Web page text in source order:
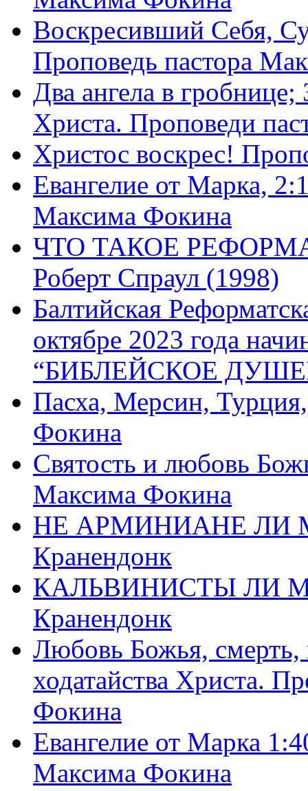
Воскресивший Себя,
Проповедь пастора
Два ангела в
Христа. Проповеди
Христос воскрес!
Евангелие от Марка,
Максима Фокина
ЧТО ТАКОЕ
Роберт Спраул (1998)
Балтийская
октябре 2023 года
“БИБЛЕЙСКОЕ
Пасха, Мерсин,
Фокина
Святость и любовь
Максима Фокина
НЕ АРМИНИАНЕ ЛИ
Кранендонк
КАЛЬВИНИСТЫ ЛИ
Кранендонк
Любовь Божья, смерть,
ходатайства Христа.
Фокина
Евангелие от Марка
Максима Фокина